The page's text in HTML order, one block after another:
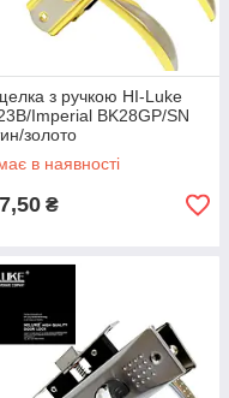
з ручкою HI-Luke
Imperial BK28GP/SN
золото
в наявності
₴